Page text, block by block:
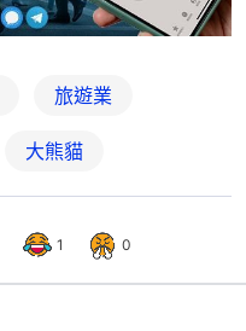
旅遊業
大熊貓
1 0